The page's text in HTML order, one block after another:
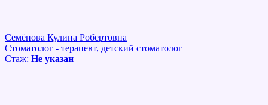
Семёнова Кулина Робертовна
Стоматолог - терапевт, детский стоматолог
Стаж: Не указан